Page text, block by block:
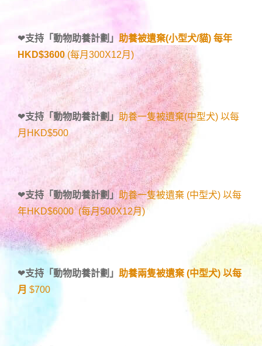
❤支持「動物助養計劃 」 助養被遺棄(小型犬/貓) 每年
HKD$3600 (每月300X12月)
❤支持「動物助養計劃 」助養一隻被遺棄(中型犬) 以每
月HKD$500
❤支持「動物助養計劃 」 助養一隻被遺棄 (中型犬) 以每
年HKD$6000 (每月500X12月)
❤支持「動物助養計劃 」 助養兩隻被遺棄 (中型犬) 以每
月 $700